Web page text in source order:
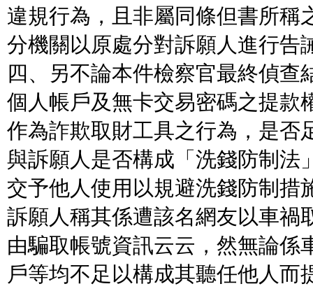
違規行為，且非屬同條但書所稱
分機關以原處分對訴願人進行告
四、另不論本件檢察官最終偵查
個人帳戶及無卡交易密碼之提款
作為詐欺取財工具之行為，是否
與訴願人是否構成「洗錢防制法
交予他人使用以規避洗錢防制措
訴願人稱其係遭該名網友以車禍
由騙取帳號資訊云云，然無論係
戶等均不足以構成其聽任他人而